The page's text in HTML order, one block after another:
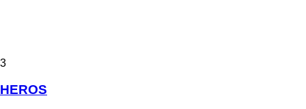
3
HEROS